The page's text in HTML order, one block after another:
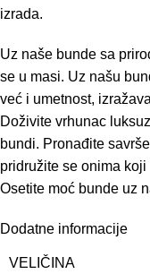
izrada.
Uz naše bunde sa
se u masi. Uz našu
već i umetnost,
Doživite vrhunac
bundi. Pronađite
pridružite se onima
Osetite moć bunde uz
Dodatne informacije
VELIČINA